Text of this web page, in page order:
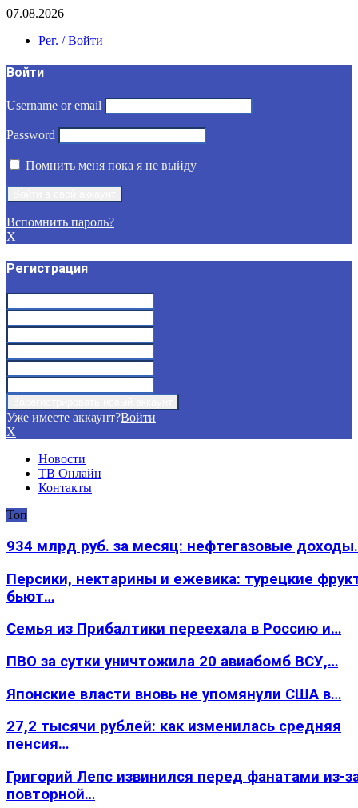
07.08.2026
Рег. / Войти
Войти
Username or email
Password
Помнить меня пока я не выйду
Вспомнить пароль?
X
Регистрация
Уже имеете аккаунт?Войти
X
Новости
ТВ Онлайн
Контакты
Топ
934 млрд руб. за месяц: нефтегазовые
Персики, нектарины и ежевика: турецкие
бьют…
Семья из Прибалтики переехала в Россию и…
ПВО за сутки уничтожила 20 авиабомб ВСУ,…
Японские власти вновь не упомянули США в…
27,2 тысячи рублей: как изменилась средняя
пенсия…
Григорий Лепс извинился перед фанатами из-
повторной…